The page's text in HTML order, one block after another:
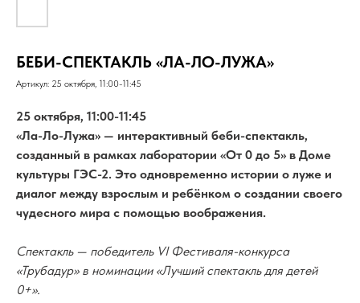
БЕБИ-СПЕКТАКЛЬ «ЛА-ЛО-ЛУЖА»
Артикул: 25 октября, 11:00-11:45
25 октября, 11:00-11:45
«Ла-Ло-Лужа» — интерактивный беби-спектакль,
созданный в рамках лаборатории «От 0 до 5» в Доме
культуры ГЭС-2. Это одновременно истории о луже и
диалог между взрослым и ребёнком о создании своего
чудесного мира с помощью воображения.
Спектакль — победитель VI Фестиваля-конкурса
«Трубадур» в номинации «Лучший спектакль для детей
0+».